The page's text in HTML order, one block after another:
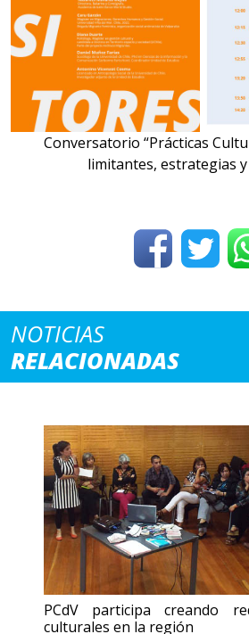
Conversatorio “Prácticas
limitantes, estrategias
NOTICIAS
RELACIONADAS
PCdV participa creando
culturales en la región